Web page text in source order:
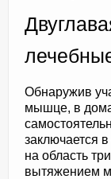
Обнаружив
мышце, в
заключается
на область
вытяжением